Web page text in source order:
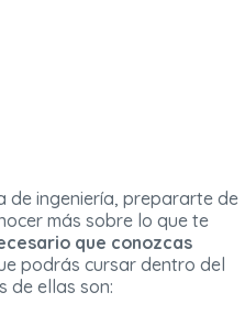
de ingeniería, prepararte de
más sobre lo que te
que conozcas
podrás cursar dentro del
de ellas son: